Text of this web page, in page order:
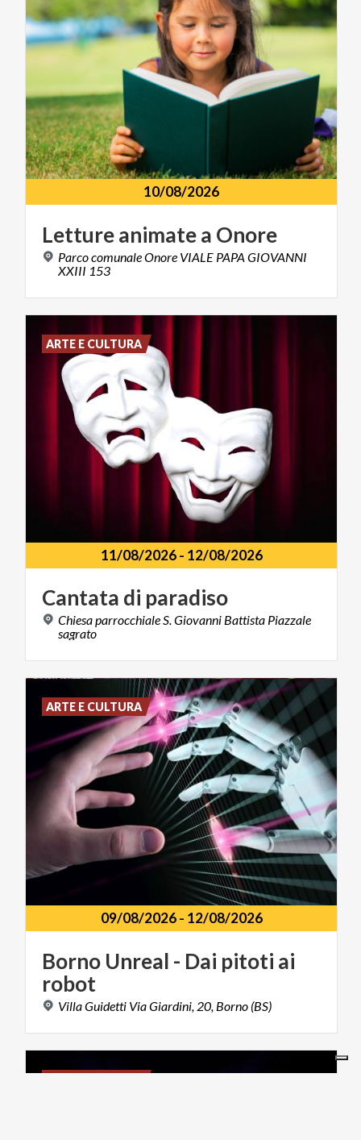
10/08/2026
Lettureanimatea Onore
Parco comunale Onore VIALE PAPA GIOVANNI
XXIII 153
11/08/2026- 12/08/2026
Cantata di paradiso
Chiesa parrocchiale S. Giovanni Battista Piazzale
sagrato
ARTE E CULTURA
09/08/2026- 12/08/2026
Borno Unreal - Dai pitoti ai
robot
VillaGuidetti ViaGiardini, 20, Borno (BS)
ARTE E CULTURA